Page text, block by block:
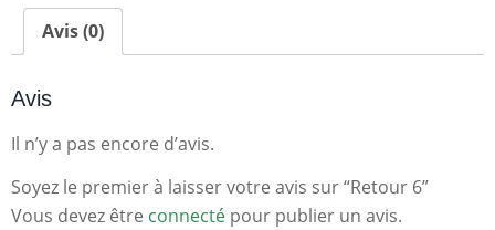
Avis (0)
Avis
Il n’y a pas encore d’avis.
Soyez le premier à laisser votre avis sur “Retour 6”
Vous devez être connecté pour publier un avis.